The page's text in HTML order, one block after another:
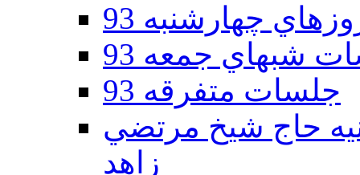
چهارشنبه 93
شبهاي جمعه 93
جلسات متفرقه 93
دوم 93 - حسينيه حاج شيخ مرتضي
زاهد